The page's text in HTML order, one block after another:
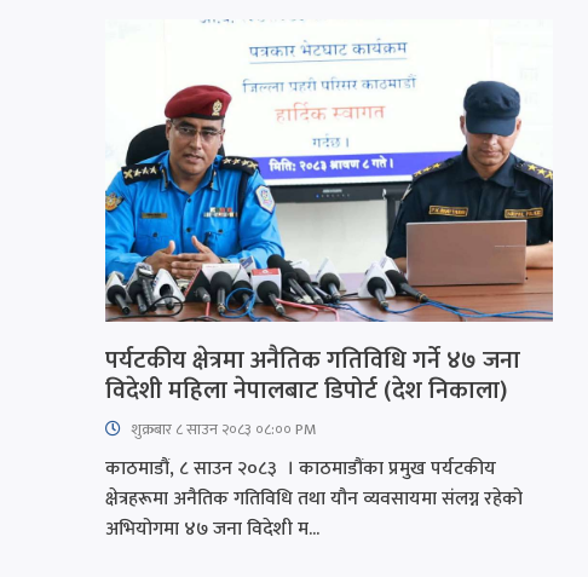
पर्यटकीय क्षेत्रमा अनैतिक गतिविधि गर्ने ४७ जना
विदेशी महिला नेपालबाट डिपोर्ट (देश निकाला)
शुक्रबार​ ८ साउन २०८३ ०८:०० PM
काठमाडौं, ८ साउन २०८३ । काठमाडौंका प्रमुख पर्यटकीय
क्षेत्रहरूमा अनैतिक गतिविधि तथा यौन व्यवसायमा संलग्न रहेको
अभियोगमा ४७ जना विदेशी म...